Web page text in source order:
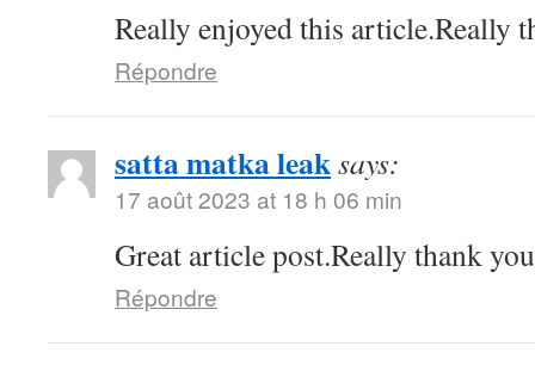
Really enjoyed this article.Really
Répondre
satta matka leaksays:
17 août 2023 at 18 h 06 min
Great article post.Really thank
Répondre